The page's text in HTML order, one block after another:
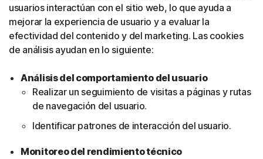
usuarios interactúan con el sitio web, lo que ayuda a
mejorar la experiencia de usuario y a evaluar la
efectividad del contenido y del marketing. Las cookies
de análisis ayudan en lo siguiente:
Análisis del comportamiento del usuario
Realizar un seguimiento de visitas a páginas y rutas
de navegación del usuario.
Identificar patrones de interacción del usuario.
Monitoreo del rendimiento técnico